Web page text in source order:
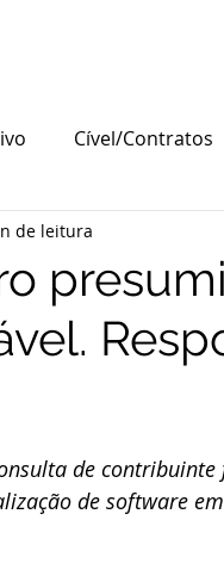
Cível/Contratos
Produtor Rural
responsabilidade
de leitura
de
de software